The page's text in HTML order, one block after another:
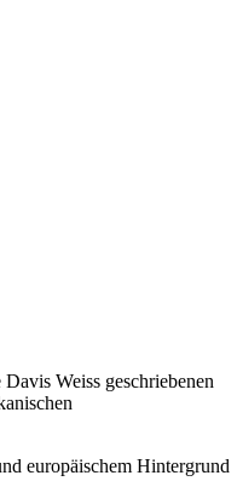
Weiss geschriebenen
europäischem Hintergrund